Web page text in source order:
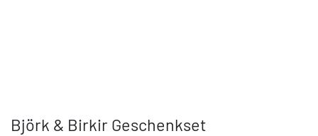
Björk & Birkir Geschenkset